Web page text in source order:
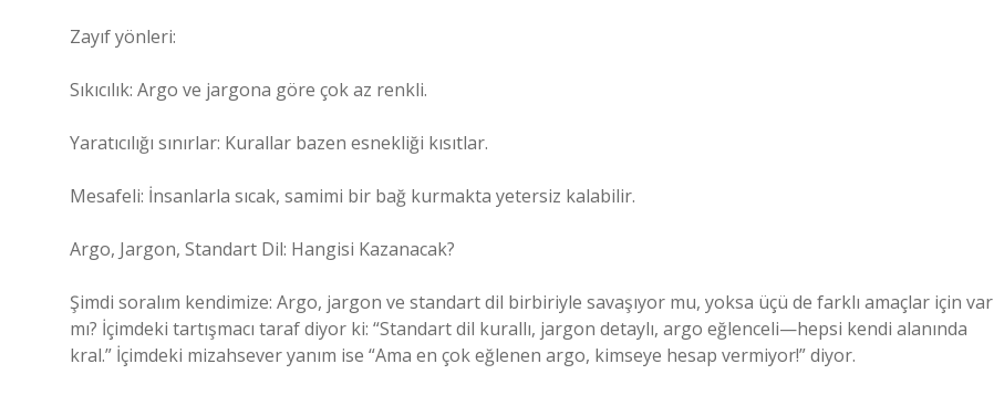
Zayıf yönleri:
Sıkıcılık: Argo ve jargona göre çok az renkli.
Yaratıcılığı sınırlar: Kurallar bazen esnekliği kısıtlar.
Mesafeli: İnsanlarla sıcak, samimi bir bağ kurmakta yetersiz kalabilir.
Argo, Jargon, Standart Dil: Hangisi Kazanacak?
Şimdi soralım kendimize: Argo, jargon ve standart dil birbiriyle savaşıyor mu, yoksa üçü de farklı amaçlar için var
mı? İçimdeki tartışmacı taraf diyor ki: “Standart dil kurallı, jargon detaylı, argo eğlenceli—hepsi kendi alanında
kral.” İçimdeki mizahsever yanım ise “Ama en çok eğlenen argo, kimseye hesap vermiyor!” diyor.